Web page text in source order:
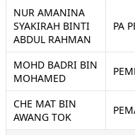
NUR AMANINA
SYAKIRAH BINTI
ABDUL RAHMAN
PA
MOHD BADRI BIN
MOHAMED
CHE MAT BIN
AWANG TOK